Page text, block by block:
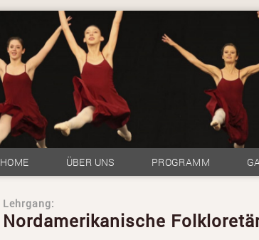
HOME ÜBER UNS PROGRAMM
Lehrgang:
Nordamerikanische